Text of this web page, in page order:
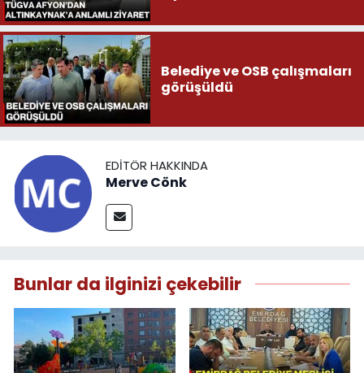
Belediye ve OSB çalışmaları
görüşüldü
EDITÖR HAKKINDA
Merve Cönk
Bunlar da ilginizi çekebilir